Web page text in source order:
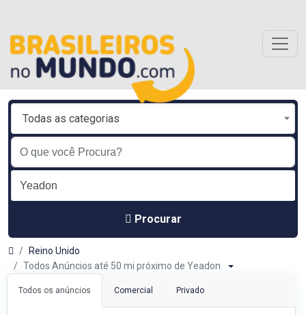
Todas as categorias
Procurar
Reino Unido
Todos Anúncios até 50 mi próximo de Yeadon
Todos os anúncios Comercial Privado